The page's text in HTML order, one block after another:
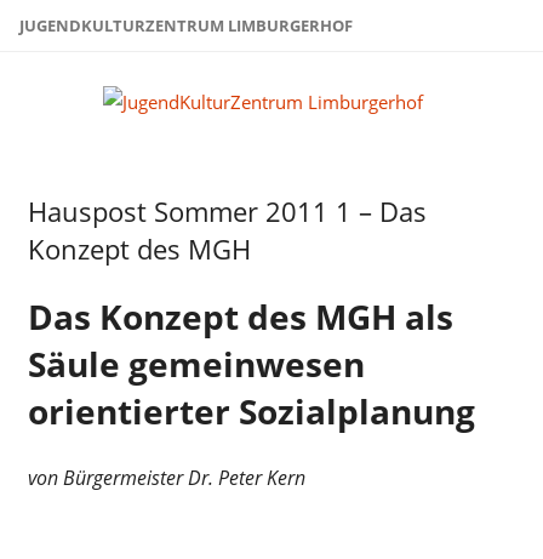
ZumJUGENDKULTURZENTRUM LIMBURGERHOF
Hauspost
Sommer-
2011
Hauspost Sommer 2011 1 – Das
Konzept des MGH
Das Konzept des MGH als
Säule gemeinwesen
orientierter Sozialplanung
von Bürgermeister Dr. Peter Kern